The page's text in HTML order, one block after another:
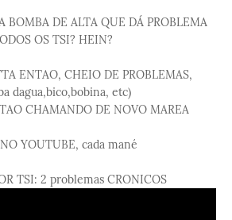
BOMBA DE ALTA QUE DÁ PROBLEMA
OS TSI? HEIN?
ENTAO, CHEIO DE PROBLEMAS,
dagua,bico,bobina, etc)
CHAMANDO DE NOVO MAREA
YOUTUBE, cada mané
TSI: 2 problemas CRONICOS